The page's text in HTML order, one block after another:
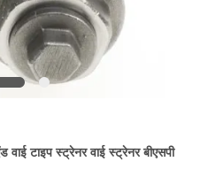
टाइप स्ट्रेनर वाई स्ट्रेनर बीएसपी